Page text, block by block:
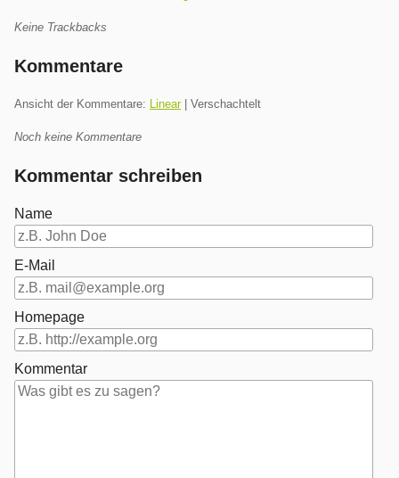
Keine Trackbacks
Kommentare
Ansicht der Kommentare: Linear| Verschachtelt
Noch keine Kommentare
Kommentar schreiben
Name
E-Mail
Homepage
Kommentar